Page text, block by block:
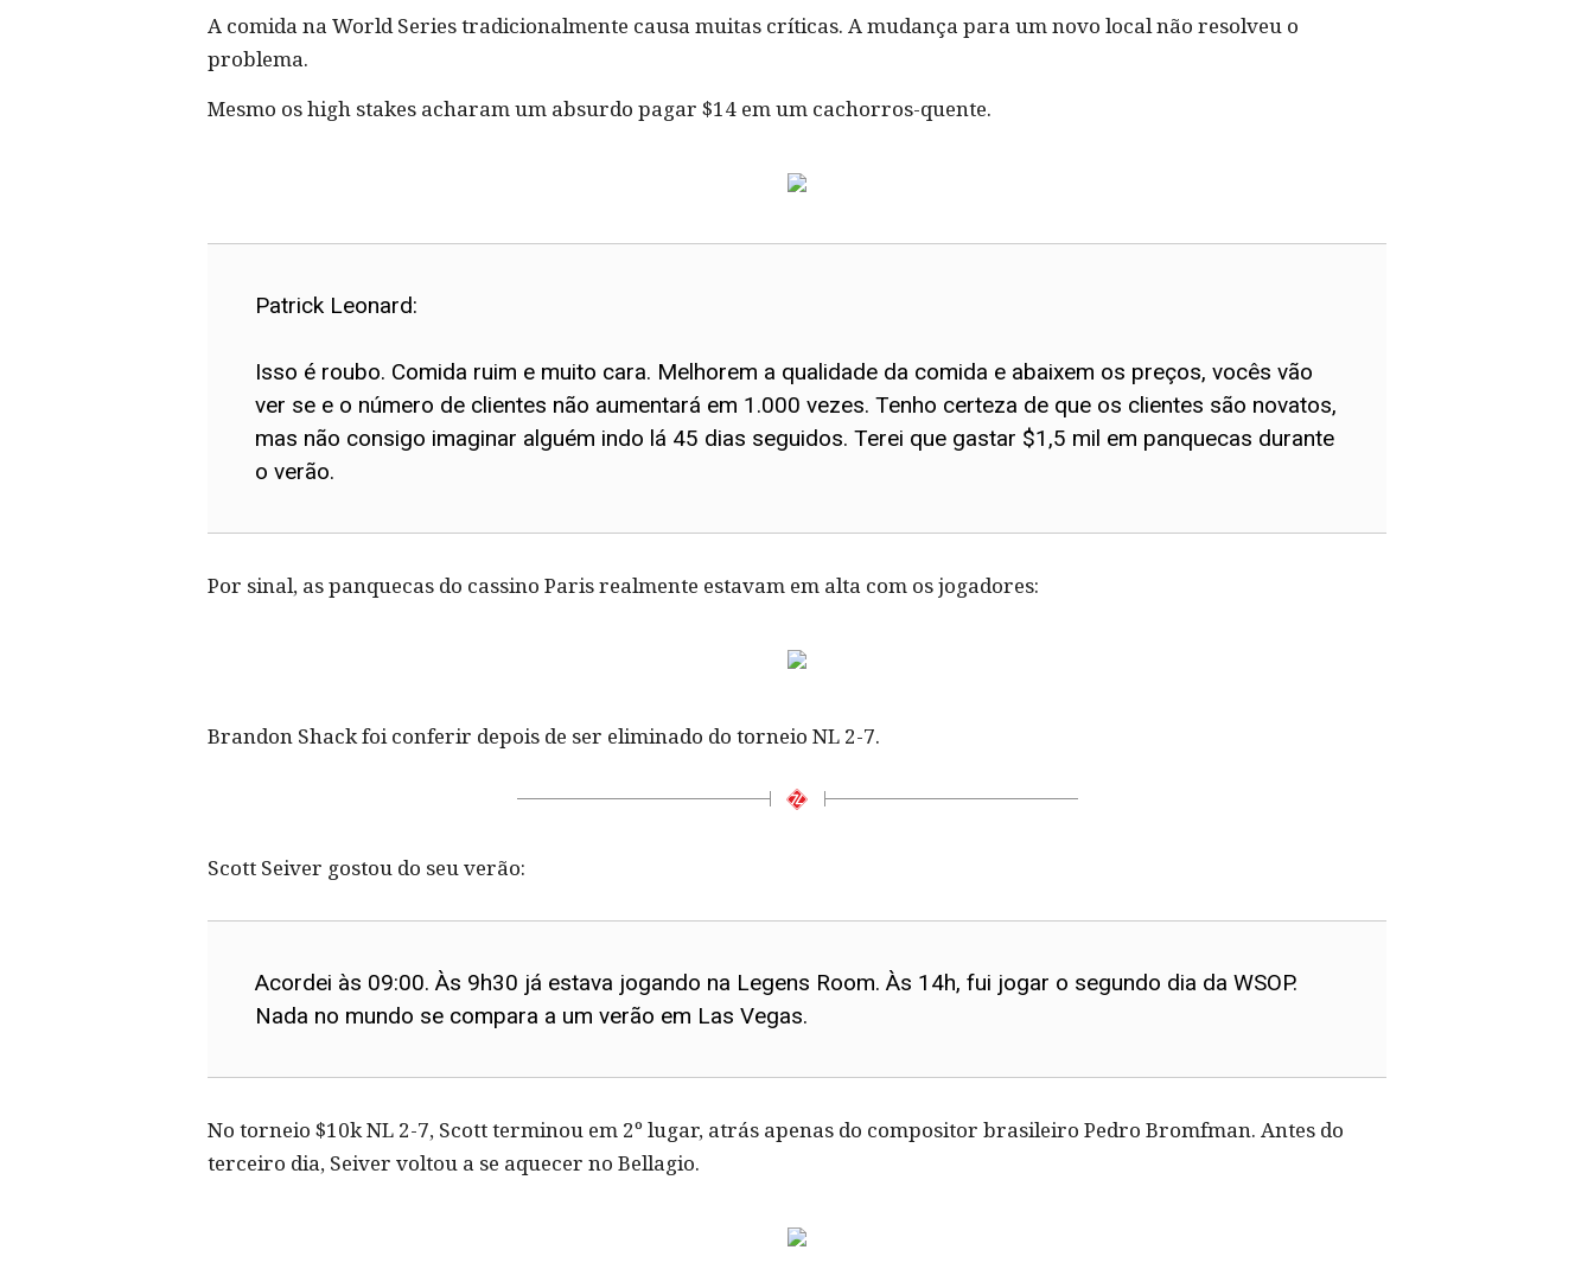
A comida na World Series tradicionalmente causa muitas críticas. A mudança para um novo local não resolveu o
problema.
Mesmo os high stakes acharam um absurdo pagar $14 em um cachorros-quente.
Patrick Leonard:
Isso é roubo. Comida ruim e muito cara. Melhorem a qualidade da comida e abaixem os preços, vocês vão
ver se e o número de clientes não aumentará em 1.000 vezes. Tenho certeza de que os clientes são novatos,
mas não consigo imaginar alguém indo lá 45 dias seguidos. Terei que gastar $1,5 mil em panquecas durante
o verão.
Por sinal, as panquecas do cassino Paris realmente estavam em alta com os jogadores:
Brandon Shack foi conferir depois de ser eliminado do torneio NL 2-7.
Scott Seiver gostou do seu verão:
Acordei às 09:00. Às 9h30 já estava jogando na Legens Room. Às 14h, fui jogar o segundo dia da WSOP.
Nada no mundo se compara a um verão em Las Vegas.
No torneio $10k NL 2-7, Scott terminou em 2º lugar, atrás apenas do compositor brasileiro Pedro Bromfman. Antes do
terceiro dia, Seiver voltou a se aquecer no Bellagio.